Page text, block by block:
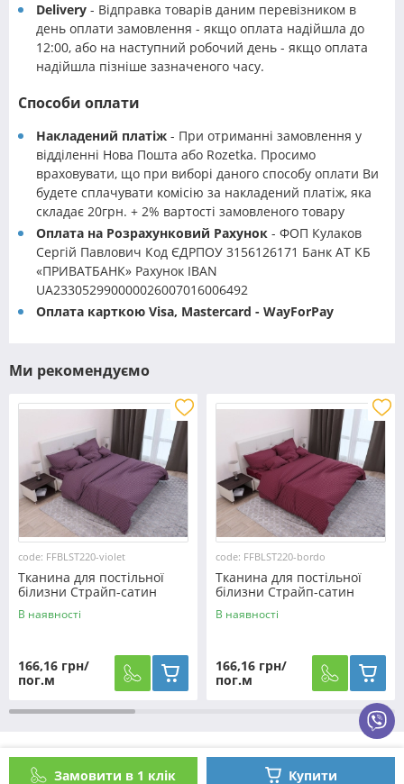
Замовити в 1 клік Купити
Delivery - Відправка товарів даним перевізником в
день оплати замовлення - якщо оплата надійшла до
12:00, або на наступний робочий день - якщо оплата
надійшла пізніше зазначеного часу.
Способи оплати
Накладений платіж - При отриманні замовлення у
відділенні Нова Пошта або Rozetka. Просимо
враховувати, що при виборі даного способу оплати Ви
будете сплачувати комісію за накладений платіж, яка
складає 20грн. + 2% вартості замовленого товару
Оплата на Розрахунковий Рахунок - ФОП Кулаков
Сергій Павлович Код ЄДРПОУ 3156126171 Банк АТ КБ
«ПРИВАТБАНК» Рахунок IBAN
UA233052990000026007016006492
Оплата карткою Visa, Mastercard - WayForPay
Ми рекомендуємо
code: FFBLST220-violet
Тканина для постільної
білизни Страйп-сатин
ST220-violet (60м)
В наявності
166,16 грн/
пог.м
code: FFBLST220-bordo
Тканина для постільної
білизни Страйп-сатин
ST220-bordo (60м)
В наявності
166,16 грн/
пог.м
Як оформити замовлення?